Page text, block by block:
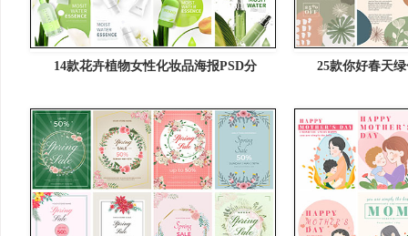
14款花卉植物女性化妆品海报PSD分 25款你好春天